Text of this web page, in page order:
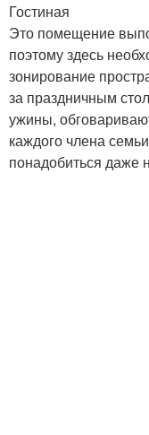
Гостиная
Это помещение
поэтому здесь
зонирование
за праздничным
ужины,
каждого члена
понадобиться даже